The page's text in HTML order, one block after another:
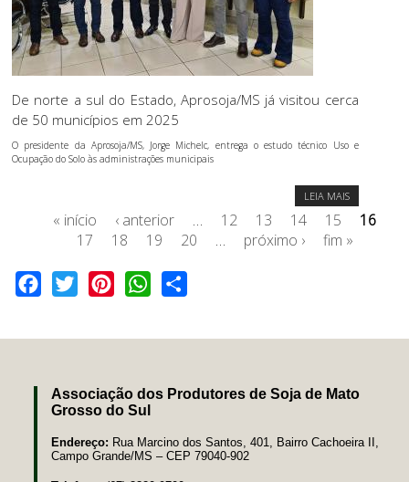
De norte a sul do Estado, Aprosoja/MS já visitou cerca
de 50 municípios em 2025
O presidente da Aprosoja/MS, Jorge Michelc, entrega o estudo técnico Uso e
Ocupação do Solo às administrações municipais
LEIA MAIS
« início ‹ anterior … 12 13 14 15
16
17
18 19 20 … próximo › fim »
Facebook
Twitter PinterestWhatsApp
Associação dos Produtores de Soja de Mato
Grosso do Sul
Endereço: Rua Marcino dos Santos, 401, Bairro Cachoeira II,
Campo Grande/MS – CEP 79040-902